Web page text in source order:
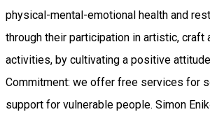
physical-mental-emotional health and
through their participation in artistic, craft
activities, by cultivating a positive
Commitment: we offer free services for
support for vulnerable people. Simon